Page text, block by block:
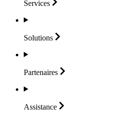
Services
Solutions
Partenaires
Assistance